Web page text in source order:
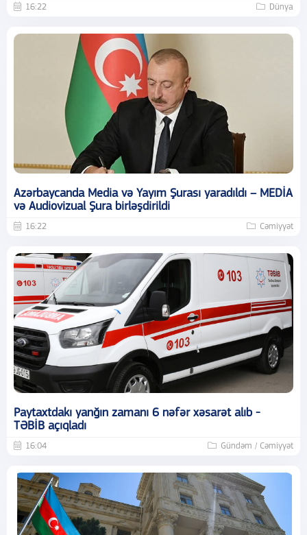
16:22 Dünya
Azərbaycanda Media və Yayım Şurası yaradıldı – MEDİA
və Audiovizual Şura birləşdirildi
16:22 Cəmiyyət
Paytaxtdakı yanğın zamanı 6 nəfər xəsarət alıb -
TƏBİB açıqladı
16:04 Gündəm / Cəmiyyət